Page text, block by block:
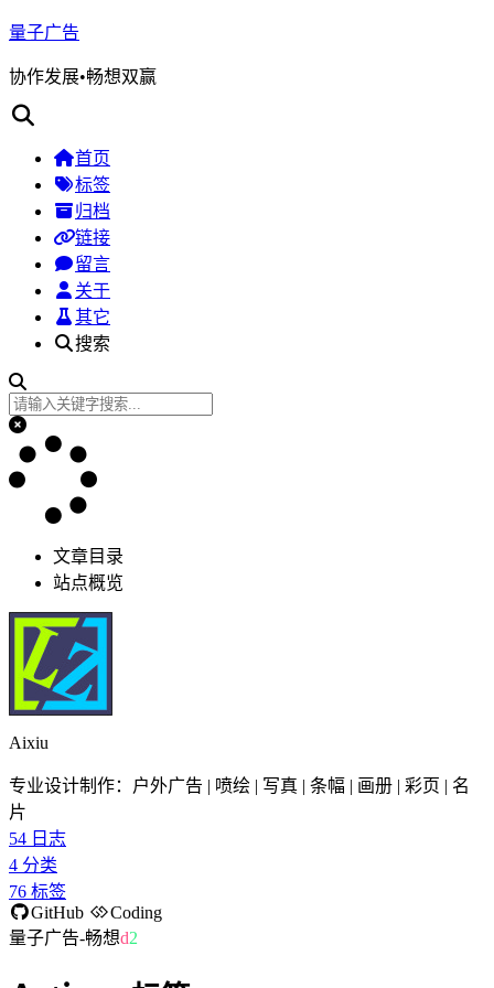
量子广告
协作发展•畅想双赢
首页
标签
归档
链接
留言
关于
其它
搜索
文章目录
站点概览
Aixiu
专业设计制作：户外广告 | 喷绘 | 写真 | 条幅 | 画册 | 彩页 | 名
片
54 日志
4 分类
76 标签
GitHub
Coding
量子广告-畅想GC